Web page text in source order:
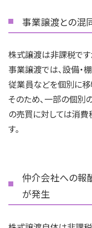
事業譲渡との混
株式譲渡は非課税です
事業譲渡では、設備・
従業員などを個別に移
そのため、一部の個別
の売買に対しては消
す。
仲介会社への報
が発生